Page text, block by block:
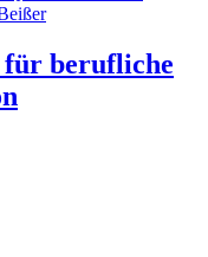
für berufliche